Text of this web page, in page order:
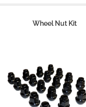
Wheel Nut Kit